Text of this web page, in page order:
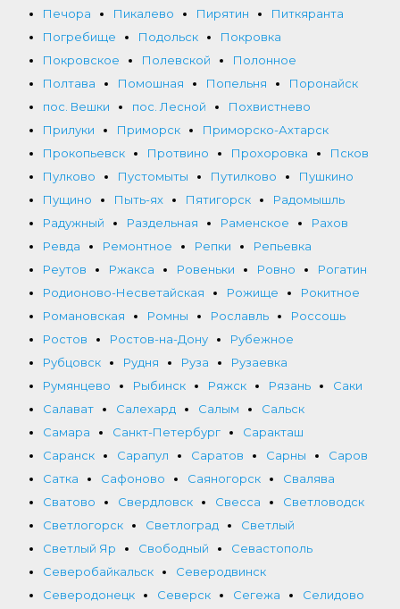
Печора Пикалево Пирятин
Питкяранта
Погребище
Подольск
Покровка
Покровское
Полевской
Полонное
Полтава
Помошная Попельня
Поронайск
пос. Вешки
пос. Лесной
Похвистнево
Прилуки
Приморск
Приморско-Ахтарск
Прокопьевск
Протвино Прохоровка
Псков
Пулково
Пустомыты Путилково
Пушкино
Пущино
Пыть-ях Пятигорск
Радомышль
Радужный
Раздельная Раменское
Рахов
Ревда
Ремонтное Репки
Репьевка
Реутов
Ржакса Ровеньки Ровно
Рогатин
Родионово-Несветайская
Рожище
Рокитное
Романовская
Ромны Рославль
Россошь
Ростов
Ростов-на-Дону
Рубежное
Рубцовск
Рудня Руза
Рузаевка
Румянцево
Рыбинск Ряжск Рязань
Саки
Салават
Салехард Салым
Сальск
Самара
Санкт-Петербург
Саракташ
Саранск
Сарапул Саратов Сарны
Саров
Сатка
Сафоново Саяногорск
Свалява
Сватово
Свердловск Свесса
Светловодск
Светлогорск
Светлоград
Светлый
Светлый Яр
Свободный
Севастополь
Северобайкальск
Северодвинск
Северодонецк
Северск Сегежа
Селидово